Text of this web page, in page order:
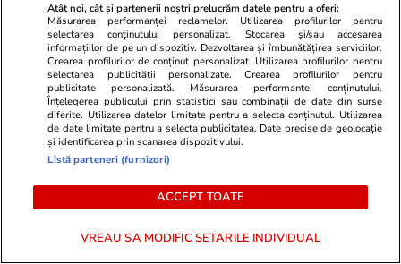
Mediafax.ro
Bolojan răspunde acuzațiilor lui
blocate: E simplu să vii cu acuze
StirileKanalD.ro
Atât noi, cât și partenerii noștri prelucrăm datele pentru a oferi:
Măsurarea performanței reclamelor. Utilizarea profilurilor pentru
selectarea conținutului personalizat. Stocarea și/sau accesarea
informațiilor de pe un dispozitiv. Dezvoltarea și îmbunătățirea serviciilor.
Crearea profilurilor de conținut personalizat. Utilizarea profilurilor pentru
selectarea publicității personalizate. Crearea profilurilor pentru
publicitate personalizată. Măsurarea performanței conținutului.
Înțelegerea publicului prin statistici sau combinații de date din surse
diferite. Utilizarea datelor limitate pentru a selecta conținutul. Utilizarea
de date limitate pentru a selecta publicitatea. Date precise de geolocație
și identificarea prin scanarea dispozitivului.
Listă parteneri (furnizori)
ACCEPT TOATE
VREAU SA MODIFIC SETARILE INDIVIDUAL